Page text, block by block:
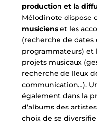
production et la
Mélodinote dispose
musicienset les
(recherche de dates
programmateurs) et
projets musicaux
recherche de lieux
communication…).
également dans la
d’albums des
choix de se